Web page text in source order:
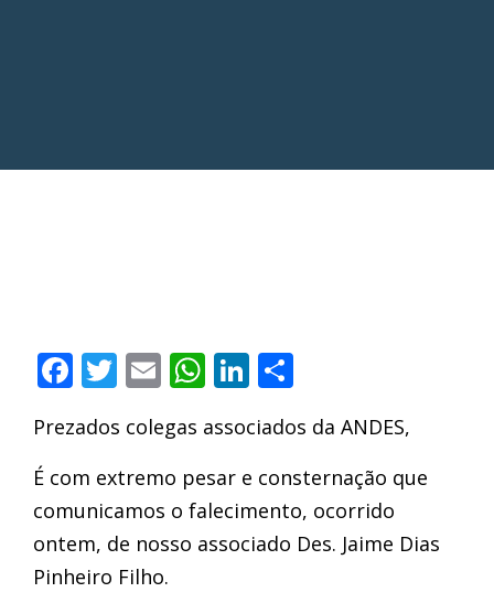
Facebook
Twitter
EmailWhatsApp
LinkedIn
Prezados colegas associados da ANDES,
É com extremo pesar e consternação que
comunicamos o falecimento, ocorrido
ontem, de nosso associado Des. Jaime Dias
Pinheiro Filho.